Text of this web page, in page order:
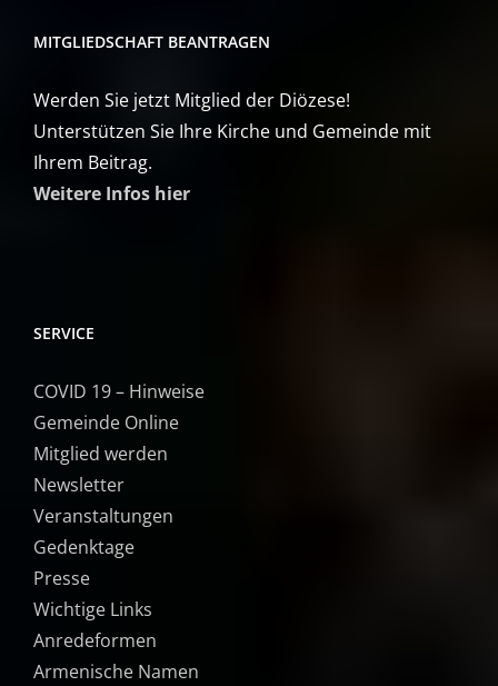
MITGLIEDSCHAFT BEANTRAGEN
Werden Sie jetzt Mitglied der Diözese!
Unterstützen Sie Ihre Kirche und Gemeinde mit
Ihrem Beitrag.
Weitere Infos hier
SERVICE
COVID 19 – Hinweise
Gemeinde Online
Mitglied werden
Newsletter
Veranstaltungen
Gedenktage
Presse
Wichtige Links
Anredeformen
Armenische Namen